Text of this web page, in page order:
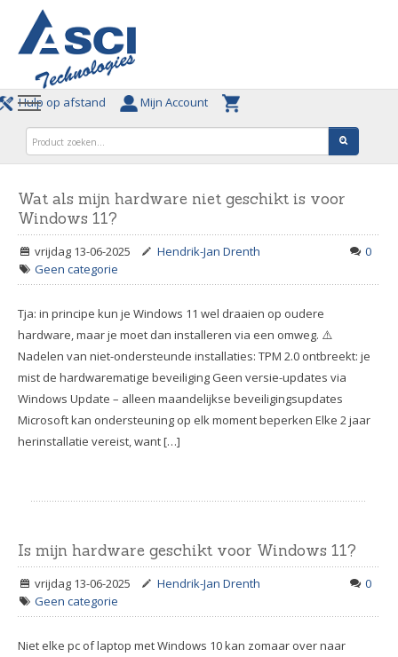
Hulp op afstand Mijn Account
Wat als mijn hardware niet geschikt is voor
Windows 11?
0
vrijdag 13-06-2025
Hendrik-Jan Drenth
Geen categorie
Tja: in principe kun je Windows 11 wel draaien op oudere
hardware, maar je moet dan installeren via een omweg. ⚠️
Nadelen van niet-ondersteunde installaties: TPM 2.0 ontbreekt: je
mist de hardwarematige beveiliging Geen versie-updates via
Windows Update – alleen maandelijkse beveiligingsupdates
Microsoft kan ondersteuning op elk moment beperken Elke 2 jaar
herinstallatie vereist, want […]
Is mijn hardware geschikt voor Windows 11?
0
vrijdag 13-06-2025
Hendrik-Jan Drenth
Geen categorie
Niet elke pc of laptop met Windows 10 kan zomaar over naar